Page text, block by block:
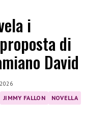
i
di
David
JIMMY FALLON
NOVELLA